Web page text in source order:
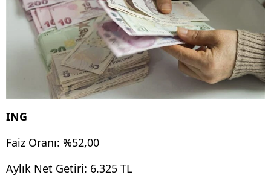
ING
Faiz Oranı: %52,00
Aylık Net Getiri: 6.325 TL